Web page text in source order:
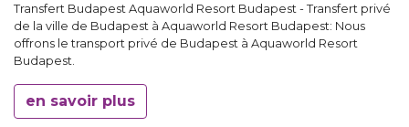
Transfert Budapest Aquaworld Resort Budapest - Transfert privé
de la ville de Budapest à Aquaworld Resort Budapest: Nous
offrons le transport privé de Budapest à Aquaworld Resort
Budapest.
en savoir plus